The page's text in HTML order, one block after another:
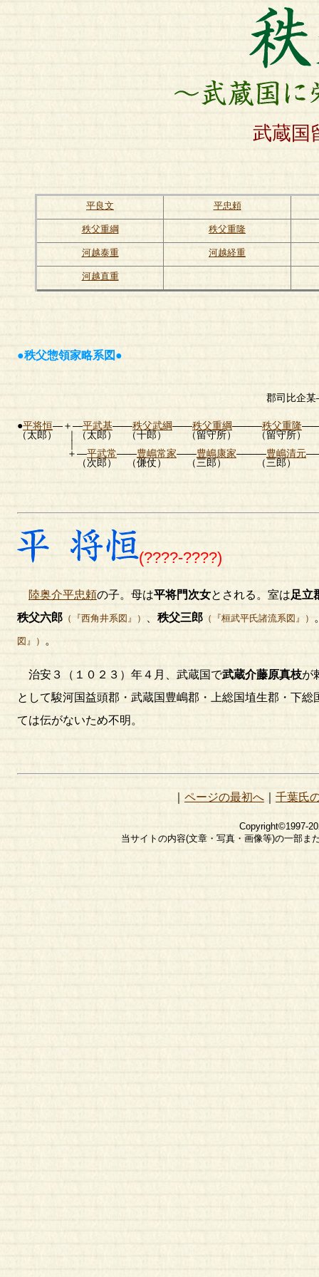
武蔵国
平良文 平忠頼
秩父重綱 秩父重隆
河越泰重 河越経重
河越直重
●秩父惣領家略系図●
郡司比企某――
●平将恒―＋―平武基――秩父武綱――秩父重綱―――秩父重隆
（太郎） ｜（太郎） （十郎） （留守所） （留守所
｜
＋―平武常――豊嶋常家――豊嶋康家―――豊嶋清元
（次郎） （傔仗） （三郎） （三郎）
(????-????)
陸奥介平忠頼の子。母は平将門次女とされる。室は足立
秩父六郎 （『西角井系図』） 秩父三郎 （『桓武平氏諸流系図』）
図』） 。
治安３（１０２３）年４月、武蔵国で武蔵介藤原真枝が
として駿河国益頭郡・武蔵国豊嶋郡・上総国埴生郡・下総
ては伝がないため不明。
ページの最初へ 千葉氏
Copyright©1997-
当サイトの内容(文章・写真・画像等)の一部ま